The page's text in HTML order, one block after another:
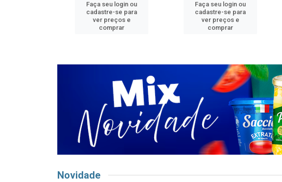
Faça seu login ou
cadastre-se para
ver preços e
comprar
Faça seu login ou
cadastre-se para
ver preços e
comprar
Novidade